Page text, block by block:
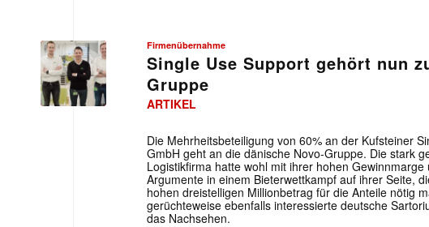
Firmenübernahme
Single Use Support gehört nun
Gruppe
ARTIKEL
Die Mehrheitsbeteiligung von 60% an der Kufsteiner
GmbH geht an die dänische Novo-Gruppe. Die stark
Logistikfirma hatte wohl mit ihrer hohen
Argumente in einem Bieterwettkampf auf ihrer Seite,
hohen dreistelligen Millionbetrag für die Anteile nötig
gerüchteweise ebenfalls interessierte deutsche
das Nachsehen.